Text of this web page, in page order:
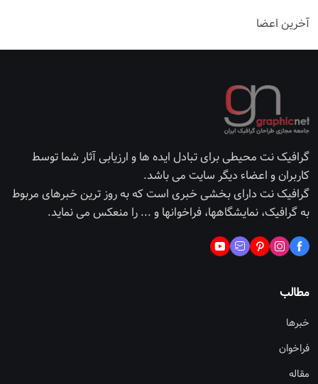
آخرین اعضا
گرافیک نت محیطی برای تبادل ایده ها و ارزیابی آثار شما توسط
کاربران و اعضاء دیگر سایت می باشد.
گرافیک نت دارای بخشی خبری است که به روز ترین خبرهای مربوط
به گرافیک، نمایشگاهها، فراخوانها و ... را منعکس می نماید.
مطالب
خبرها
فراخوان
مقاله